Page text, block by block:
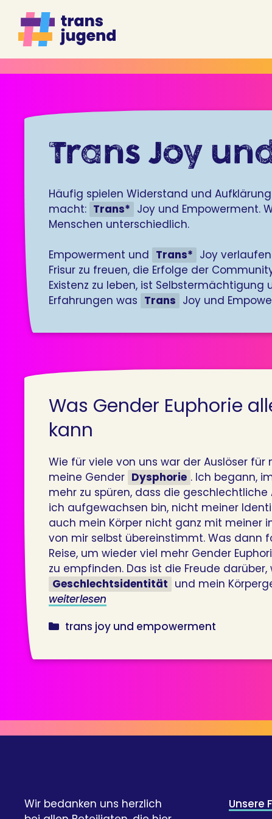
Inhalt
springen
Trans Joy
Häufig spielen Widerstand und
macht: Trans* Joy und Empowerment.
Menschen unterschiedlich.
Empowerment und Trans* Joy
Frisur zu freuen, die Erfolge der
Existenz zu leben, ist
Erfahrungen was Trans Joy und
Was Gender Euphorie
kann
Wie für viele von uns war der Auslöser für
meine Gender Dysphorie . Ich begann,
mehr zu spüren, dass die
ich aufgewachsen bin, nicht meiner
auch mein Körper nicht ganz mit meiner
von mir selbst übereinstimmt. Was dann
Reise, um wieder viel mehr Gender
zu empfinden. Das ist die Freude
Geschlechtsidentität und mein
weiterlesen
kategorien
trans joy und empowerment
Wir bedanken uns herzlich
Unsere